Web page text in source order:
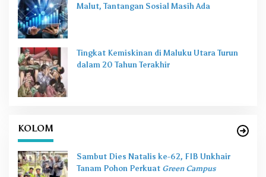
Malut, Tantangan Sosial Masih Ada
Tingkat Kemiskinan di Maluku Utara Turun
dalam 20 Tahun Terakhir
KOLOM
Sambut Dies Natalis ke-62, FIB Unkhair
Tanam Pohon Perkuat Green Campus